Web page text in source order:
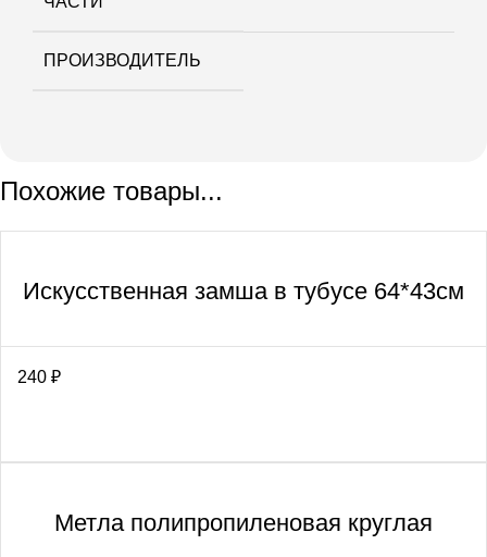
ПРОИЗВОДИТЕЛЬ
Похожие товары...
Искусственная замша в тубусе 64*43см
240 ₽
Метла полипропиленовая круглая